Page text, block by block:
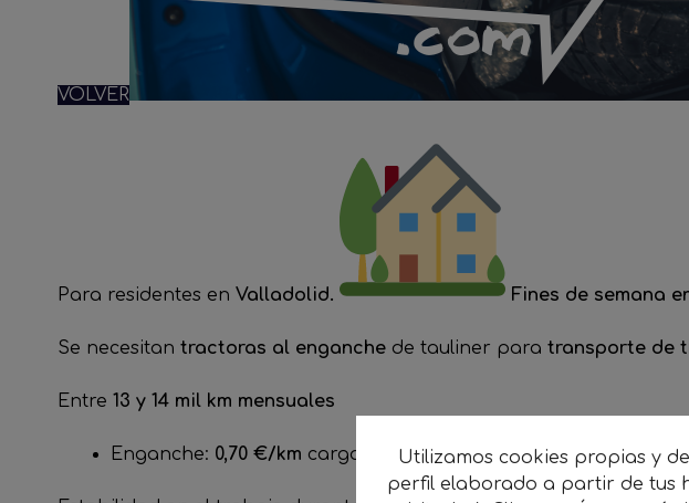
VOLVER
Para residentes en Valladolid. Fines de semana
Se necesitan tractoras al enganche de tauliner para transporte de
Entre 13 y 14 mil km mensuales
Enganche: 0,70 €/km cargados y vacíos. Alquiler de remolque
Utilizamos cookies propias y
perfil elaborado a partir de tus